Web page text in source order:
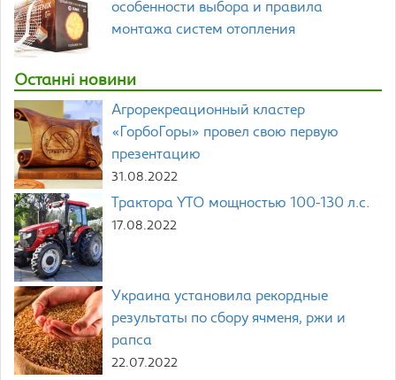
особенности выбора и правила
монтажа систем отопления
Останні новини
Агрорекреационный кластер
«ГорбоГоры» провел свою первую
презентацию
31.08.2022
Трактора YTO мощностью 100-130 л.с.
17.08.2022
Украина установила рекордные
результаты по сбору ячменя, ржи и
рапса
22.07.2022